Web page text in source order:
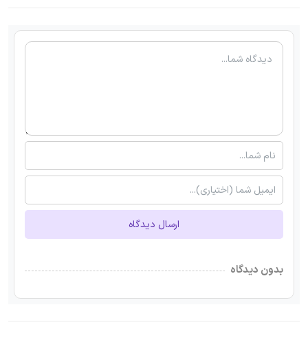
ارسال دیدگاه
بدون دیدگاه